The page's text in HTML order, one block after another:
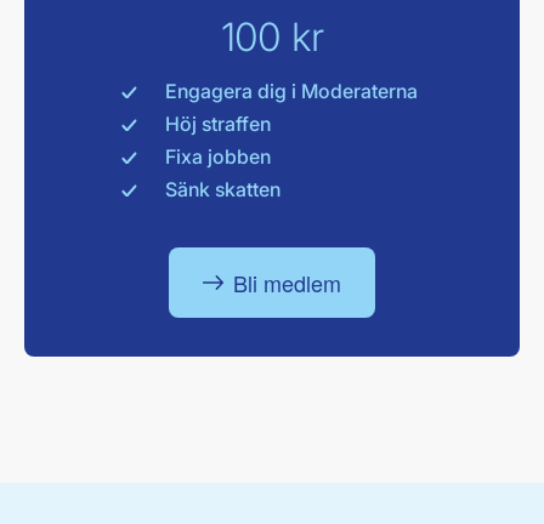
100 kr
Engagera dig i Moderaterna
Höj straffen
Fixa jobben
Sänk skatten
Bli medlem